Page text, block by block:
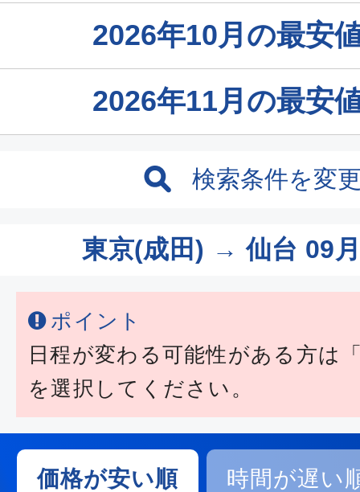
2026年10月の最安
2026年11月の最安
検索条件を変
東京(成田) → 仙台 09
ポイント
日程が変わる可能性がある方は
を選択してください。
価格が安い順 時間が遅い